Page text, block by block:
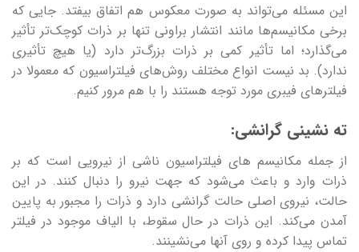
این مسئله می‌تواند به صورت معکوس هم اتفاق بیفتد. جایی که
برخی مکانیسم‌ها مانند انتشار براونی تنها بر ذرات کوچک‌تر تأثیر
می‌گذارد؛ اما تأثیر کمی بر ذرات بزرگ‌تر دارد (یا هیچ تأثیری
ندارد). بد نیست انواع مختلف روش‌های فیلتراسیون که معمولا در
فیلترهای فیبری مورد توجه هستند را با هم مرور کنیم.
ته نشینی گرانشی:
از جمله مکانیسم های فیلتراسیون ناشی از نیرویی است که بر
ذرات وارد و باعث می‌شود که جهت نیرو را دنبال کنند. در این
حالت، نیروی اصلی حالت گرانشی دارد و ذرات را مجبور به پایین
آمدن می‌کند. این ذرات در حال سقوط، با الیاف موجود در فیلتر
تماس پیدا کرده و روی آنها می‌نشینند.